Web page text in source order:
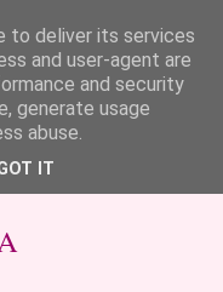
cum am
to deliver its services
and user-agent are
and security
generate usage
abuse.
IT